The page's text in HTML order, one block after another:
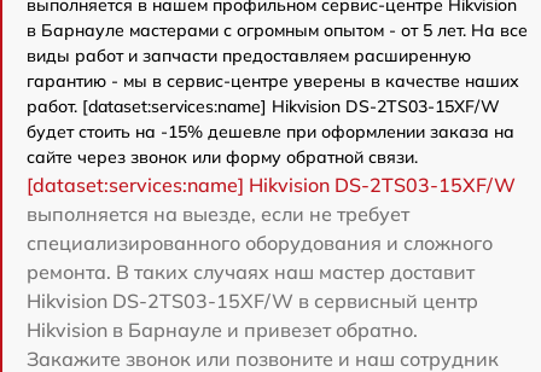
выполняется в нашем профильном сервис-центре Hikvision
в Барнауле мастерами с огромным опытом - от 5 лет. На все
виды работ и запчасти предоставляем расширенную
гарантию - мы в сервис-центре уверены в качестве наших
работ. [dataset:services:name] Hikvision DS-2TS03-15XF/W
будет стоить на -15% дешевле при оформлении заказа на
сайте через звонок или форму обратной связи.
[dataset:services:name] Hikvision DS-2TS03-15XF/W
выполняется на выезде, если не требует
специализированного оборудования и сложного
ремонта. В таких случаях наш мастер доставит
Hikvision DS-2TS03-15XF/W в сервисный центр
Hikvision в Барнауле и привезет обратно.
Закажите звонок или позвоните и наш сотрудник